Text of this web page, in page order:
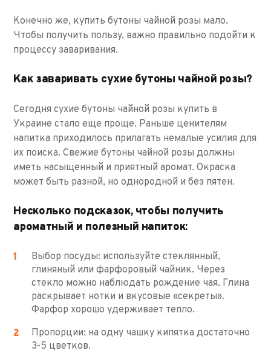
Конечно же, купить бутоны чайной розы мало.
Чтобы получить пользу, важно правильно подойти к
процессу заваривания.
Как заваривать сухие бутоны чайной розы?
Сегодня сухие бутоны чайной розы купить в
Украине стало еще проще. Раньше ценителям
напитка приходилось прилагать немалые усилия для
их поиска. Свежие бутоны чайной розы должны
иметь насыщенный и приятный аромат. Окраска
может быть разной, но однородной и без пятен.
Несколько подсказок, чтобы получить
ароматный и полезный напиток:
Выбор посуды: используйте стеклянный,
глиняный или фарфоровый чайник. Через
стекло можно наблюдать рождение чая. Глина
раскрывает нотки и вкусовые «секреты».
Фарфор хорошо удерживает тепло.
Пропорции: на одну чашку кипятка достаточно
3-5 цветков.